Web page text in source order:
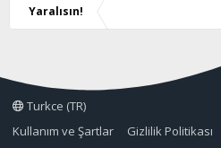
Yaralısın!
Turkce (TR)
Kullanım ve Şartlar
Gizlilik Politikası